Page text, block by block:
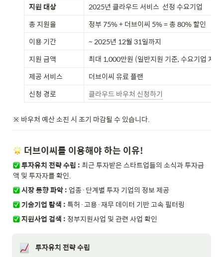
지원 대상
2025년 클라우드 서비스  선정 수요기업
총 지원율
정부 75% + 더브이씨 5% = 총 80% 할인
이용 기간
~ 2025년 12월 31일까지
지원 금액
최대 1,000만원 (일반지원 기준, 수요기업 자
제공 서비스
더브이씨 유료 플랜
신청 경로
클라우드 바우처 신청하기
※ 바우처 예산 소진 시 조기 마감될 수 있습니다.
더브이씨를 이용해야 하는 이유!
투자유치 전략 수립 : 최근 투자받은 스타트업들의 소식과 투자금
액 및 투자자를 확인.
시장 동향 파악: 업종·단계별 투자 기업의 정보 제공
기술기업 탐색 : 특허·고용·재무 데이터 기반 고속 필터링
지원사업 검색 : 정부지원사업 및 관련 사업 확인
투자유치 전략 수립